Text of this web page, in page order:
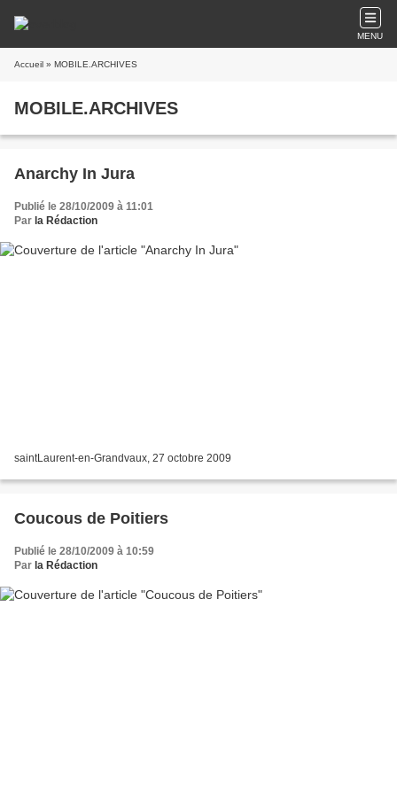
MENU
Accueil » MOBILE.ARCHIVES
MOBILE.ARCHIVES
Anarchy In Jura
Publié le 28/10/2009 à 11:01
Par la Rédaction
saintLaurent-en-Grandvaux, 27 octobre 2009
Coucous de Poitiers
Publié le 28/10/2009 à 10:59
Par la Rédaction